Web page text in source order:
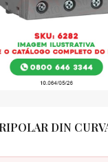
DIN